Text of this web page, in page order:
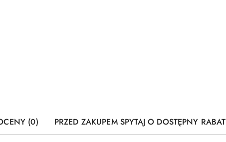
(0) PRZED ZAKUPEM SPYTAJ O DOSTĘPNY RABAT